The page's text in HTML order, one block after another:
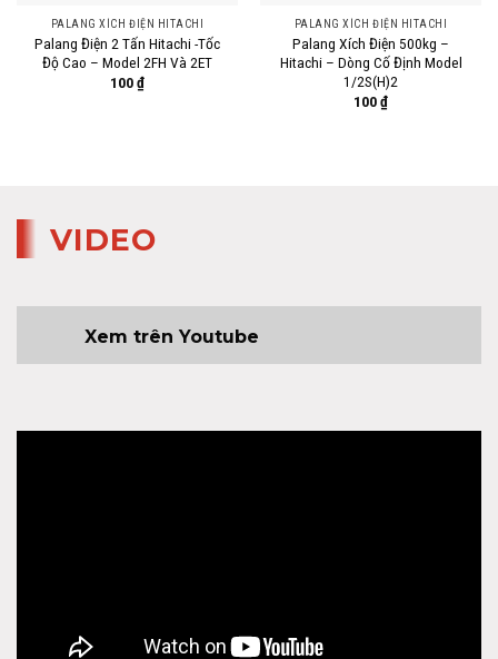
PALANG XÍCH ĐIỆN HITACHI
Palang Điện 2 Tấn Hitachi -Tốc
Độ Cao – Model 2FH Và 2ET
100₫
PALANG XÍCH ĐIỆN HITACHI
Palang Xích Điện 500kg –
Hitachi – Dòng Cố Định Model
1/2S(H)2
100₫
VIDEO
Xem trên Youtube